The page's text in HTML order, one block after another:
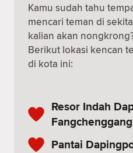
Kamu sudah tahu
mencari teman di
kalian akan
Berikut lokasi kencan
di kota ini:
Resor Indah
Fangchenggang
Pantai